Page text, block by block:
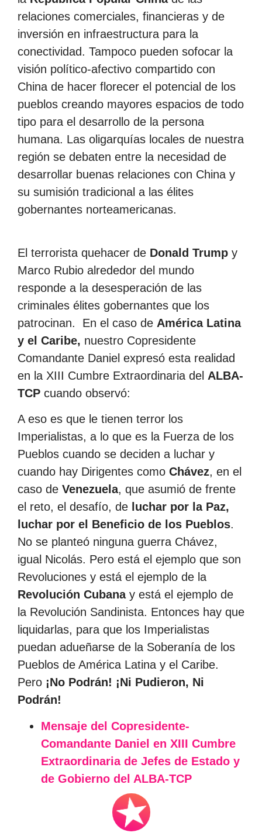
relaciones comerciales, financieras y de
inversión en infraestructura para la
conectividad. Tampoco pueden sofocar la
visión político-afectivo compartido con
China de hacer florecer el potencial de los
pueblos creando mayores espacios de todo
tipo para el desarrollo de la persona
humana. Las oligarquías locales de nuestra
región se debaten entre la necesidad de
desarrollar buenas relaciones con China y
su sumisión tradicional a las élites
gobernantes norteamericanas.
El terrorista quehacer de Donald Trump y
Marco Rubio alrededor del mundo
responde a la desesperación de las
criminales élites gobernantes que los
patrocinan. En el caso de América Latina
y el Caribe, nuestro Copresidente
Comandante Daniel expresó esta realidad
en la XIII Cumbre Extraordinaria del ALBA-
TCP cuando observó:
A eso es que le tienen terror los
Imperialistas, a lo que es la Fuerza de los
Pueblos cuando se deciden a luchar y
cuando hay Dirigentes como Chávez, en el
caso de Venezuela, que asumió de frente
el reto, el desafío, de luchar por la Paz,
luchar por el Beneficio de los Pueblos.
No se planteó ninguna guerra Chávez,
igual Nicolás. Pero está el ejemplo que son
Revoluciones y está el ejemplo de la
Revolución Cubanay está el ejemplo de
la Revolución Sandinista. Entonces hay que
liquidarlas, para que los Imperialistas
puedan adueñarse de la Soberanía de los
Pueblos de América Latina y el Caribe.
Pero ¡No Podrán! ¡Ni Pudieron, Ni
Podrán!
Mensaje del Copresidente-
Comandante Daniel en XIII Cumbre
Extraordinaria de Jefes de Estado y
de Gobierno del ALBA-TCP